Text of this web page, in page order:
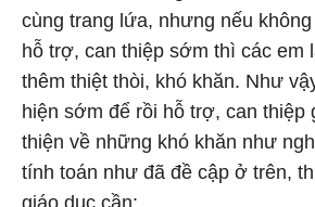
cùng trang lứa, nhưng nếu
hỗ trợ, can thiệp sớm thì các em
thêm thiệt thòi, khó khăn. Như
hiện sớm để rồi hỗ trợ, can thiệp
thiện về những khó khăn như
tính toán như đã đề cập ở trên,
giáo dục cần: